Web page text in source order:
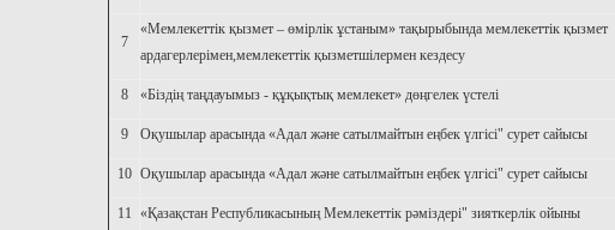
7
«Мемлекеттік қызмет – өмірлік ұстаным» тақырыбында мемлекеттік қызмет
ардагерлерімен,мемлекеттік қызметшілермен кездесу
8 «Біздің таңдауымыз - құқықтық мемлекет» дөңгелек үстелі
9 Оқушылар арасында «Адал және сатылмайтын еңбек үлгісі" сурет сайысы
10 Оқушылар арасында «Адал және сатылмайтын еңбек үлгісі" сурет сайысы
11 «Қазақстан Республикасының Мемлекеттік рәміздері" зияткерлік ойыны